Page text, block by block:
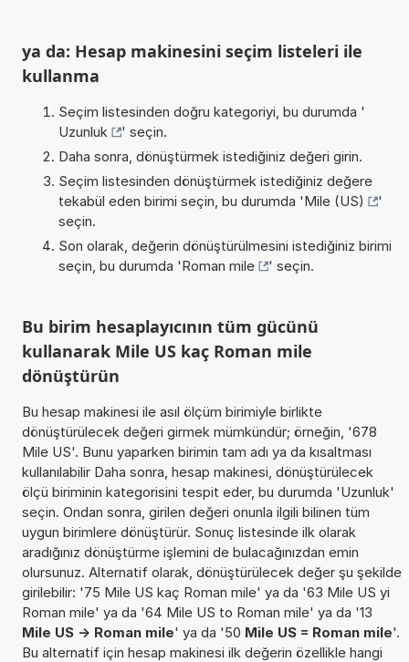
ya da: Hesap makinesini seçim listeleri ile
kullanma
Seçim listesinden doğru kategoriyi, bu durumda '
Uzunluk
' seçin.
Daha sonra, dönüştürmek istediğiniz değeri girin.
Seçim listesinden dönüştürmek istediğiniz değere
tekabül eden birimi seçin, bu durumda 'Mile (US)
'
seçin.
Son olarak, değerin dönüştürülmesini istediğiniz birimi
seçin, bu durumda 'Roman mile ' seçin.
Bu birim hesaplayıcının tüm gücünü
kullanarak Mile US kaç Roman mile
dönüştürün
Bu hesap makinesi ile asıl ölçüm birimiyle birlikte
dönüştürülecek değeri girmek mümkündür; örneğin, '678
Mile US'. Bunu yaparken birimin tam adı ya da kısaltması
kullanılabilir Daha sonra, hesap makinesi, dönüştürülecek
ölçü biriminin kategorisini tespit eder, bu durumda 'Uzunluk'
seçin. Ondan sonra, girilen değeri onunla ilgili bilinen tüm
uygun birimlere dönüştürür. Sonuç listesinde ilk olarak
aradığınız dönüştürme işlemini de bulacağınızdan emin
olursunuz. Alternatif olarak, dönüştürülecek değer şu şekilde
girilebilir: '75 Mile US kaç Roman mile' ya da '63 Mile US yi
Roman mile' ya da '64 Mile US to Roman mile' ya da '13
Mile US -> Roman mile' ya da '50 Mile US = Roman mile'.
Bu alternatif için hesap makinesi ilk değerin özellikle hangi